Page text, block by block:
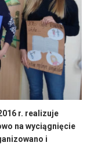
r. realizuje
na wyciągnięcie
i